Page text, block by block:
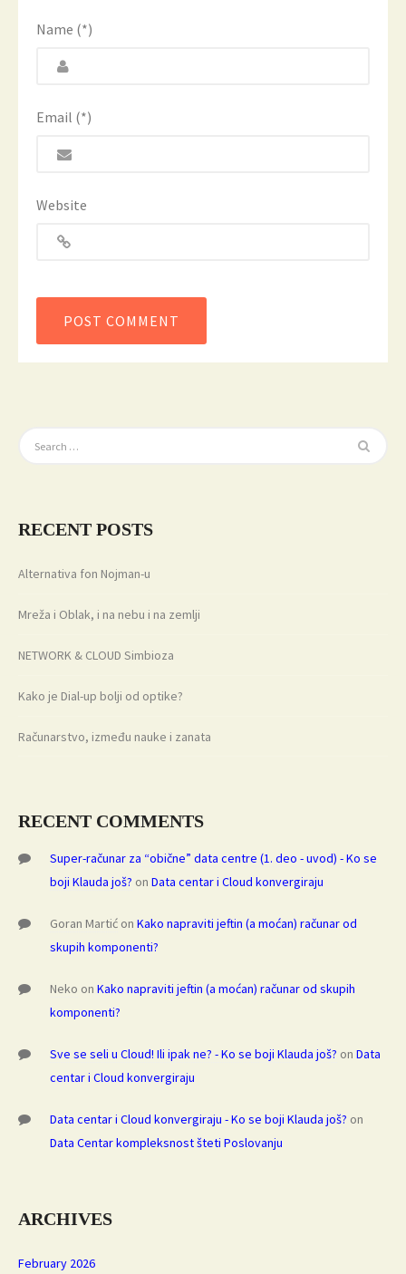
Name (*)
Email (*)
Website
RECENT POSTS
Alternativa fon Nojman-u
Mreža i Oblak, i na nebu i na zemlji
NETWORK & CLOUD Simbioza
Kako je Dial-up bolji od optike?
Računarstvo, između nauke i zanata
RECENT COMMENTS
Super-računar za “obične” data centre (1. deo - uvod) - Ko se
boji Klauda još? on Data centar i Cloud konvergiraju
Goran Martić on Kako napraviti jeftin (a moćan) računar od
skupih komponenti?
Neko on Kako napraviti jeftin (a moćan) računar od skupih
komponenti?
Sve se seli u Cloud! Ili ipak ne? - Ko se boji Klauda još? on Data
centar i Cloud konvergiraju
Data centar i Cloud konvergiraju - Ko se boji Klauda još? on
Data Centar kompleksnost šteti Poslovanju
ARCHIVES
February 2026